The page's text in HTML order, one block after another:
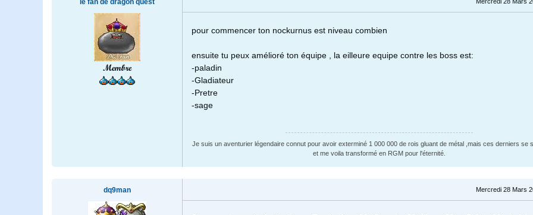
le fan de dragon quest
Membre
pour commencer ton nockurnus est niveau combien
ensuite tu peux amélioré ton équipe , la eilleure equipe contre les boss est:
-paladin
-Gladiateur
-Pretre
-sage
Je suis un aventurier légendaire connut pour avoir exterminé 1 000 000 de rois gluant de métal ,mais ces derniers se
et me voila transformé en RGM pour l'éternité.
dq9man Mercredi 28 Mars